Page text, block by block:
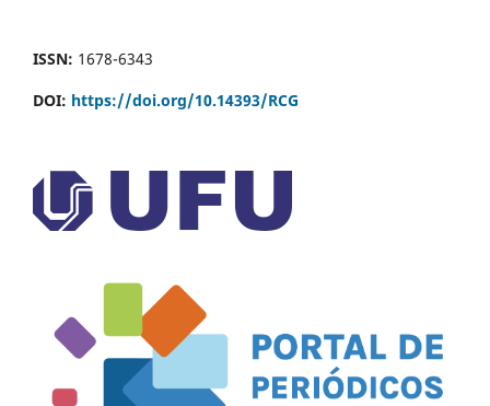
ISSN: 1678-6343
DOI: https://doi.org/10.14393/RCG